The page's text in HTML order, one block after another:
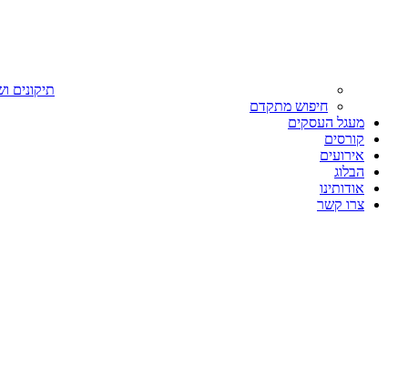
תיקונים
חיפוש מתקדם
מעגל העסקים
קורסים
אירועים
הבלוג
אודותינו
צרו קשר